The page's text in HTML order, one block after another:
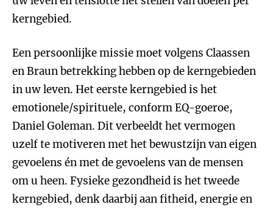
kerngebied.
Een persoonlijke missie moet volgens Claassen
en Braun betrekking hebben op de kerngebieden
in uw leven. Het eerste kerngebied is het
emotionele/spirituele, conform EQ-goeroe,
Daniel Goleman. Dit verbeeldt het vermogen
uzelf te motiveren met het bewustzijn van eigen
gevoelens én met de gevoelens van de mensen
om u heen. Fysieke gezondheid is het tweede
kerngebied, denk daarbij aan fitheid, energie en